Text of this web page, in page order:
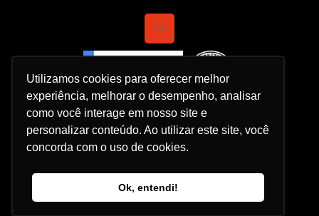
Utilizamos cookies para oferecer melhor
experiência, melhorar o desempenho, analisar
como você interage em nosso site e
personalizar conteúdo. Ao utilizar este site, você
concorda com o uso de cookies.
Ok, entendi!
Política de Privacidade